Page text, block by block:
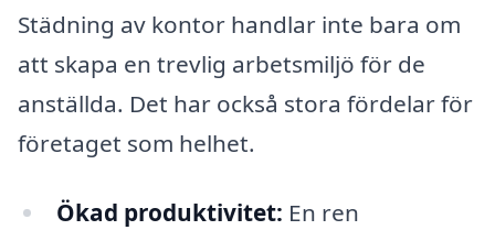
Städning av kontor handlar inte bara om
att skapa en trevlig arbetsmiljö för de
anställda. Det har också stora fördelar för
företaget som helhet.
Ökad produktivitet: En ren